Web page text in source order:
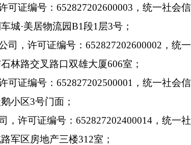
可证编号：652827202600003 ，统一社会
城·美居物流园B1段1 层3号；
司，许可证编号：652827202600002 ，统
林路交叉路口双雄大厦606室；
可证编号：652827202500001 ，统一社会
小区3号门面；
，许可证编号：652827202400014 ，统一
军区房地产三楼312室；